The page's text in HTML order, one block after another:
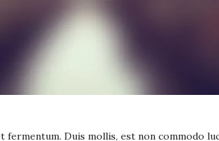
fermentum. Duis mollis, est non commodo